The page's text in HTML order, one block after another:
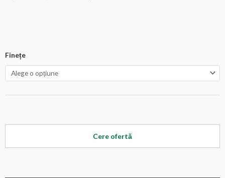
Finețe
Cere ofertă